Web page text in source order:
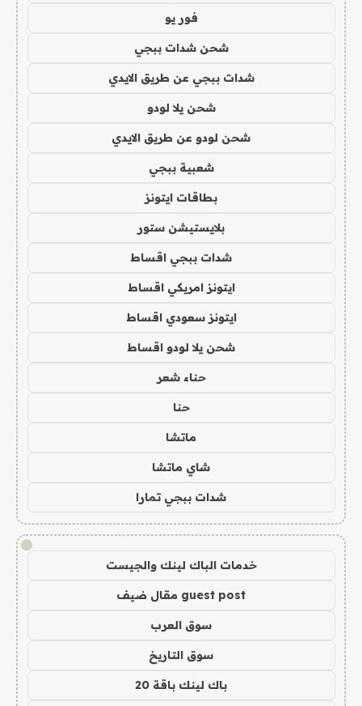
فور يو
شحن شدات ببجي
شدات ببجي عن طريق الايدي
شحن يلا لودو
شحن لودو عن طريق الايدي
شعبية ببجي
بطاقات ايتونز
بلايستيشن ستور
شدات ببجي اقساط
ايتونز امريكي اقساط
ايتونز سعودي اقساط
شحن يلا لودو اقساط
حناء شعر
حنا
ماتشا
شاي ماتشا
شدات ببجي تمارا
!
خدمات الباك لينك والجيست
guest post مقال ضيف
سوق العرب
سوق التاريخ
باك لينك باقة 20